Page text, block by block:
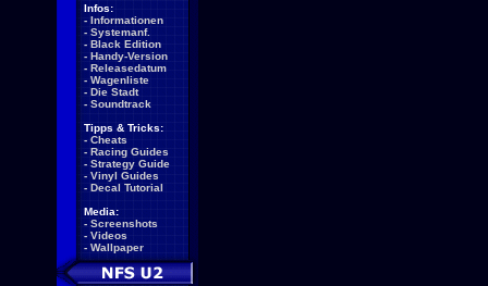
Infos:
- Informationen
- Systemanf.
- Black Edition
- Handy-Version
- Releasedatum
- Wagenliste
- Die Stadt
- Soundtrack
Tipps & Tricks:
- Cheats
- Racing Guides
- Strategy Guide
- Vinyl Guides
- Decal Tutorial
Media:
- Screenshots
- Videos
- Wallpaper